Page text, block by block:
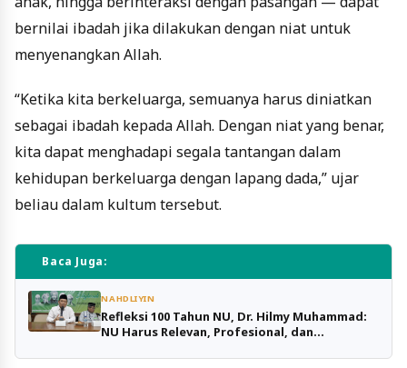
bernilai ibadah jika dilakukan dengan niat untuk
menyenangkan Allah.
“Ketika kita berkeluarga, semuanya harus diniatkan
sebagai ibadah kepada Allah. Dengan niat yang benar,
kita dapat menghadapi segala tantangan dalam
kehidupan berkeluarga dengan lapang dada,” ujar
beliau dalam kultum tersebut.
Baca Juga:
NAHDLIYIN
Refleksi 100 Tahun NU, Dr. Hilmy Muhammad:
NU Harus Relevan, Profesional, dan